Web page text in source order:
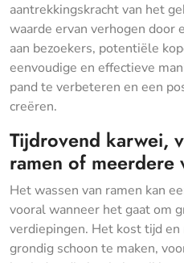
aantrekkingskracht van het
waarde ervan verhogen door
aan bezoekers, potentiële
eenvoudige en effectieve
pand te verbeteren en een
creëren.
Tijdrovend karwei,
ramen of meerdere
Het wassen van ramen kan
vooral wanneer het gaat om
verdiepingen. Het kost tijd
grondig schoon te maken,